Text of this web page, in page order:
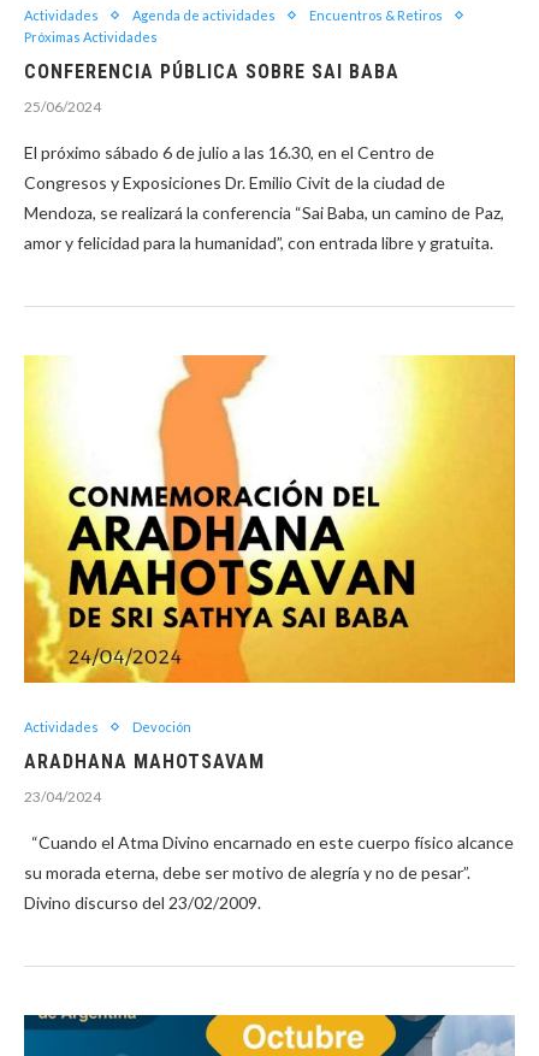
Actividades Agenda de actividades
Encuentros & Retiros
Próximas Actividades
CONFERENCIA PÚBLICA SOBRE SAI BABA
25/06/2024
El próximo sábado 6 de julio a las 16.30, en el Centro de
Congresos y Exposiciones Dr. Emilio Civit de la ciudad de
Mendoza, se realizará la conferencia “Sai Baba, un camino de Paz,
amor y felicidad para la humanidad”, con entrada libre y gratuita.
Actividades Devoción
ARADHANA MAHOTSAVAM
23/04/2024
“Cuando el Atma Divino encarnado en este cuerpo físico alcance
su morada eterna, debe ser motivo de alegría y no de pesar”.
Divino discurso del 23/02/2009.